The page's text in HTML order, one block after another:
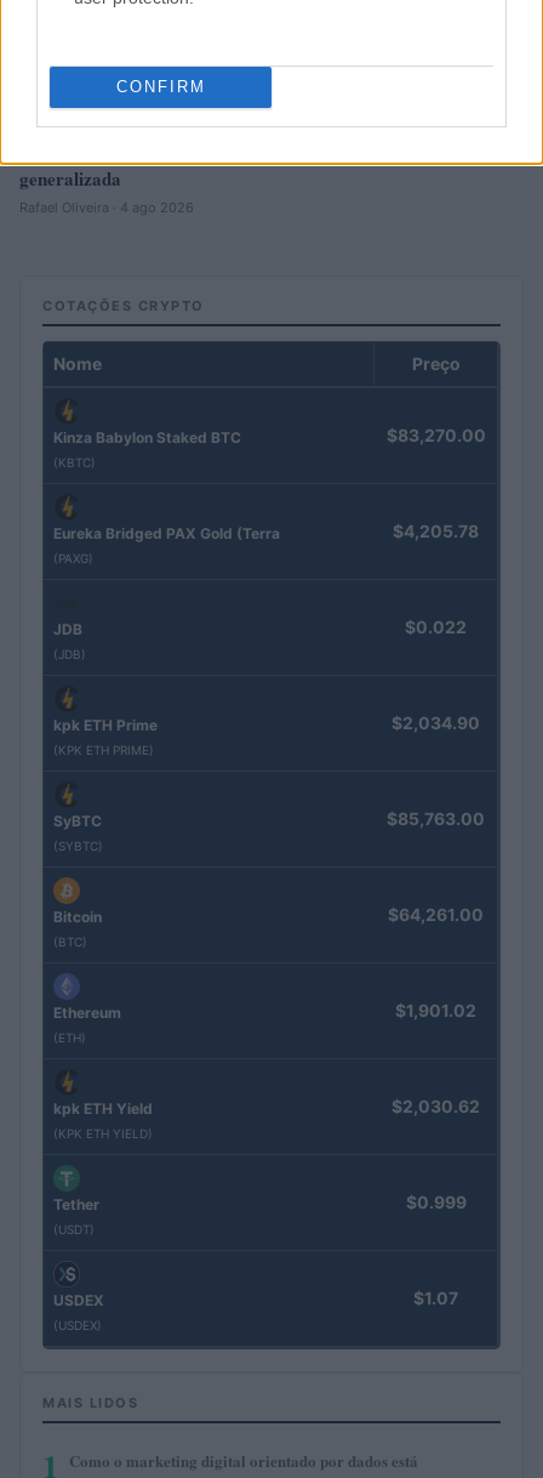
CONFIRM
generalizada
Rafael Oliveira · 4 ago 2026
COTAÇÕES CRYPTO
Nome Preço
Kinza Babylon Staked BTC
(KBTC)
$83,270.00
Eureka Bridged PAX Gold (Terra
(PAXG)
$4,205.78
JDB
(JDB)
$0.022
kpk ETH Prime
(KPK ETH PRIME)
$2,034.90
SyBTC
(SYBTC)
$85,763.00
Bitcoin
(BTC)
$64,261.00
Ethereum
(ETH)
$1,901.02
kpk ETH Yield
(KPK ETH YIELD)
$2,030.62
Tether
(USDT)
$0.999
USDEX
(USDEX)
$1.07
MAIS LIDOS
1
Como o marketing digital orientado por dados está